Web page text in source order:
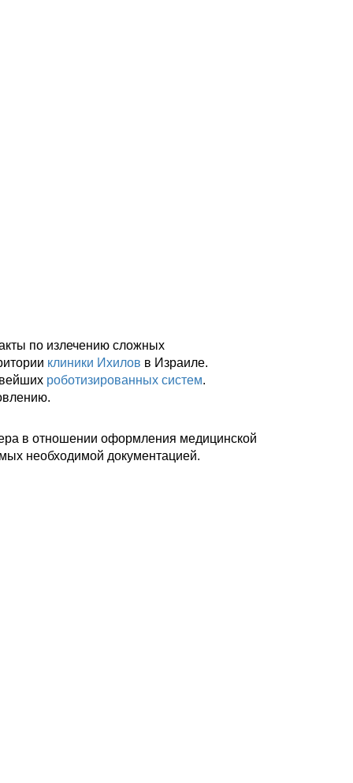
по излечению сложных
клиники Ихилов в Израиле.
роботизированных систем.
в отношении оформления медицинской
необходимой документацией.